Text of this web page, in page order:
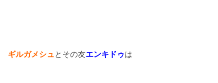
ギルガメシュとその友エンキドゥは